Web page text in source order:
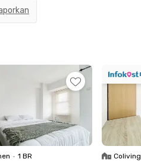
sekitar 13 menit
nggak perlu
tinggal di
mall yang bisa kamu
bahkan TerasKota
• 1 BR Coliving